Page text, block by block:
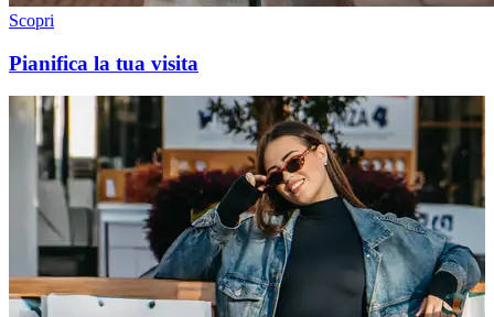
Scopri
Pianifica la tua visita